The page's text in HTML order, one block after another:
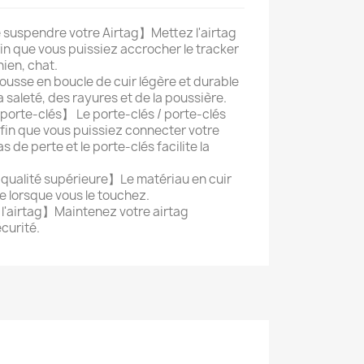
suspendre votre Airtag】Mettez l'airtag
que vous puissiez accrocher le tracker
chat.
en boucle de cuir légère et durable
des rayures et de la poussière.
porte-clés】 Le porte-clés / porte-clés
que vous puissiez connecter votre
de perte et le porte-clés facilite la
qualité supérieure】Le matériau en cuir
lorsque vous le touchez.
l'airtag】Maintenez votre airtag